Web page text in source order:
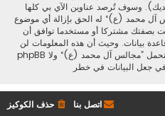
وسوف تُرصد عناوين الآي بي كلها
آل محمد (ع)“ له الحق بإزالة أي موضوع
بصفتك مشتركا أو مستخدما توافق أن
بيانات. وحيث أن هذه المعلومات لن
تُـعرض إلى أي جهة ثالثة دون علمك، لن يتحمل ”مجالس آل محمد (ع)“ ولا phpBB
جعل البيانات في خطر
حذف الكوكيز اتصل بنا